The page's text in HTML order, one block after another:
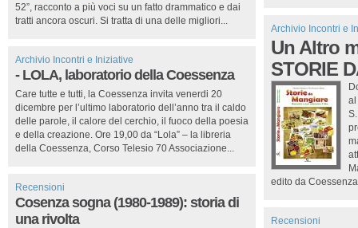
52”, racconto a più voci su un fatto drammatico e dai
tratti ancora oscuri. Si tratta di una delle migliori...
Archivio Incontri e Iniziative
- LOLA, laboratorio della Coessenza
Care tutte e tutti, la Coessenza invita venerdi 20
dicembre per l’ultimo laboratorio dell’anno tra il caldo
delle parole, il calore del cerchio, il fuoco della poesia
e della creazione. Ore 19,00 da “Lola” – la libreria
della Coessenza, Corso Telesio 70 Associazione...
Recensioni
Cosenza sogna (1980-1989): storia di
una rivolta
Archivio Incontri e
Un Altro
STORIE
al
edito da
Recensioni